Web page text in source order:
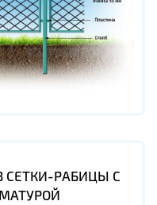
СЕТКИ-РАБИЦЫ С